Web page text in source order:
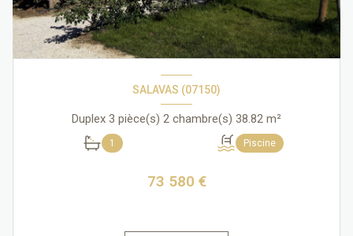
SALAVAS (07150)
Duplex 3 pièce(s) 2 chambre(s) 38.82 m²
1 Piscine
73 580 €